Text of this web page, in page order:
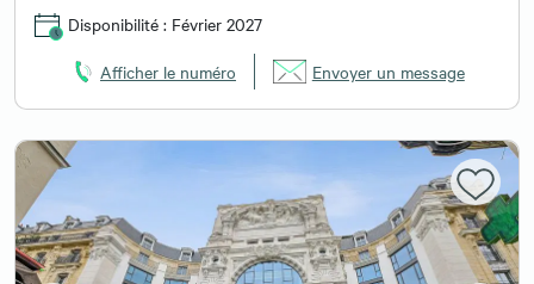
Disponibilité : Février 2027
Afficher le numéro Envoyer un message